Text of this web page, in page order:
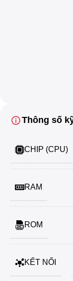
Thông số
CHIP (CPU)
RAM
ROM
KẾT NỐI